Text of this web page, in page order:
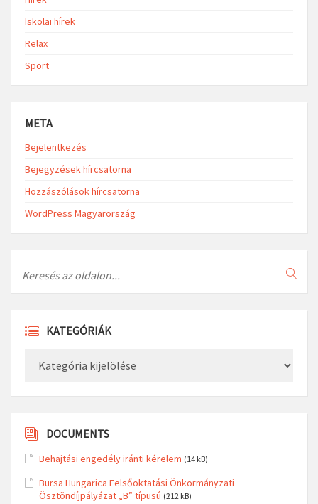
Iskolai hírek
Relax
Sport
META
Bejelentkezés
Bejegyzések hírcsatorna
Hozzászólások hírcsatorna
WordPress Magyarország
KATEGÓRIÁK
DOCUMENTS
Behajtási engedély iránti kérelem (14 kB)
Bursa Hungarica Felsőoktatási Önkormányzati
Ösztöndíjpályázat „B” típusú (212 kB)